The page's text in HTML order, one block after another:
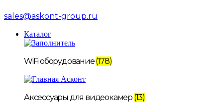
sales@askont-group.ru
Каталог
WiFi оборудование(178)
Аксессуары для видеокамер (13)